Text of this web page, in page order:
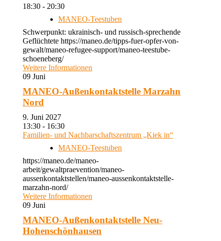
18:30 - 20:30
MANEO-Teestuben
Schwerpunkt: ukrainisch- und russisch-sprechende
Geflüchtete https://maneo.de/tipps-fuer-opfer-von-
gewalt/maneo-refugee-support/maneo-teestube-
schoeneberg/
Weitere Informationen
09 Juni
MANEO-Außenkontaktstelle Marzahn
Nord
9. Juni 2027
13:30 - 16:30
Familien- und Nachbarschaftszentrum „Kiek in“
MANEO-Teestuben
https://maneo.de/maneo-
arbeit/gewaltpraevention/maneo-
aussenkontaktstellen/maneo-aussenkontaktstelle-
marzahn-nord/
Weitere Informationen
09 Juni
MANEO-Außenkontaktstelle Neu-
Hohenschönhausen